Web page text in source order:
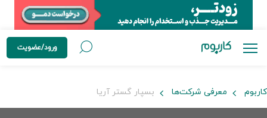
ورود/عضویت
کاربوم معرفی شرکت‌ها بسپار گستر آریا